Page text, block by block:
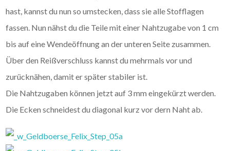
hast, kannst du nun so umstecken, dass sie alle Stofflagen
fassen. Nun nähst du die Teile mit einer Nahtzugabe von 1 cm
bis auf eine Wendeöffnung an der unteren Seite zusammen.
Über den Reißverschluss kannst du mehrmals vor und
zurücknähen, damit er später stabiler ist.
Die Nahtzugaben können jetzt auf 3 mm eingekürzt werden.
Die Ecken schneidest du diagonal kurz vor dern Naht ab.